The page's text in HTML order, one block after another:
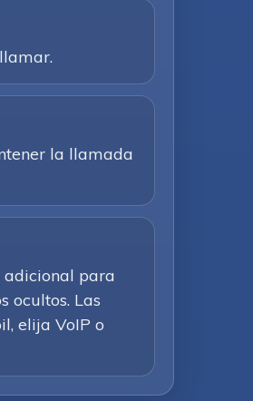
la llamada
adicional para
ocultos. Las
elija VoIP o